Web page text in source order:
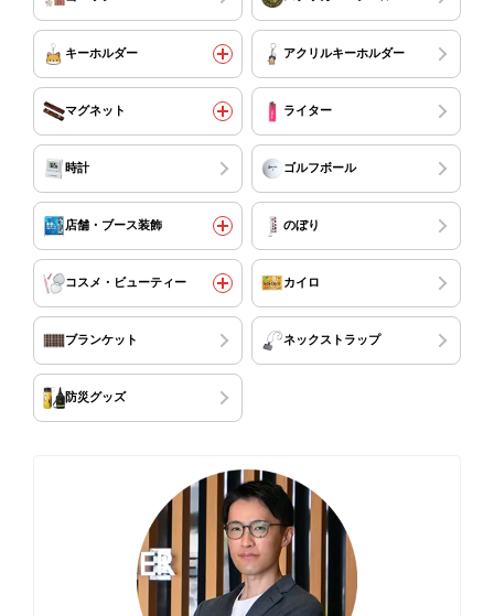
キーホルダー アクリルキーホルダー
マグネット ライター
時計 ゴルフボール
店舗・ブース装飾 のぼり
コスメ・ビューティー カイロ
ブランケット ネックストラップ
防災グッズ